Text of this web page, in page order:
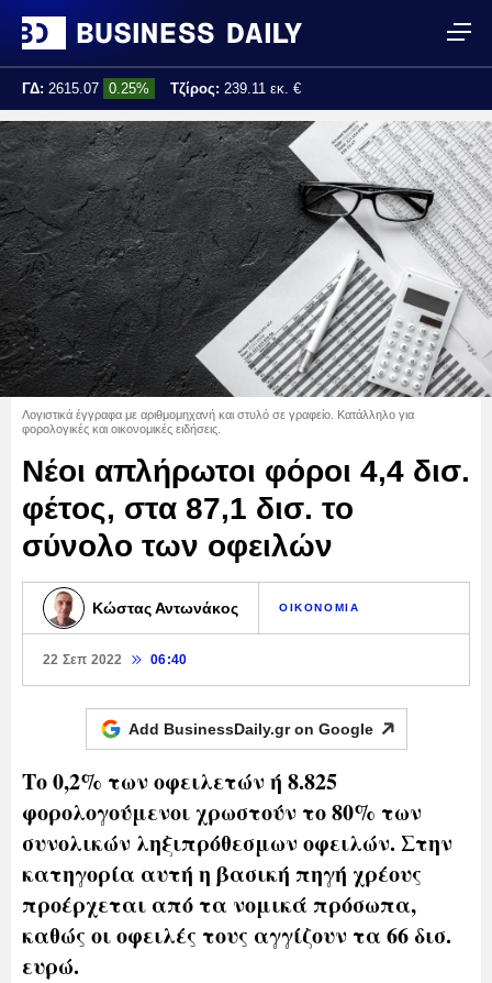
ΓΔ: 2615.07 0.25% Τζίρος: 239.11 εκ. €
Τελ. ενημέρωση: 17:25:01
Λογιστικά έγγραφα με αριθμομηχανή και στυλό σε γραφείο. Κατάλληλο για
φορολογικές και οικονομικές ειδήσεις.
Νέοι απλήρωτοι φόροι 4,4 δισ.
φέτος, στα 87,1 δισ. το
σύνολο των οφειλών
Κώστας Αντωνάκος ΟΙΚΟΝΟΜΙΑ
22 Σεπ 2022 06:40
Add BusinessDaily.gr on Google
Το 0,2% των οφειλετών ή 8.825
φορολογούμενοι χρωστούν το 80% των
συνολικών ληξιπρόθεσμων οφειλών. Στην
κατηγορία αυτή η βασική πηγή χρέους
προέρχεται από τα νομικά πρόσωπα,
καθώς οι οφειλές τους αγγίζουν τα 66 δισ.
ευρώ.